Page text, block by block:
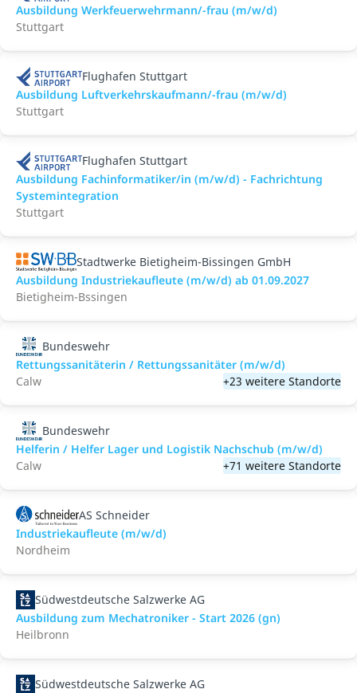
Ausbildung Werkfeuerwehrmann/-frau (m/w/d)
Stuttgart
Flughafen Stuttgart
Ausbildung Luftverkehrskaufmann/-frau (m/w/d)
Stuttgart
Flughafen Stuttgart
Ausbildung Fachinformatiker/in (m/w/d) - Fachrichtung
Systemintegration
Stuttgart
Stadtwerke Bietigheim-Bissingen GmbH
Ausbildung Industriekaufleute (m/w/d) ab 01.09.2027
Bietigheim-Bssingen
Bundeswehr
Rettungssanitäterin / Rettungssanitäter (m/w/d)
Calw
+23 weitere Standorte
Bundeswehr
Helferin / Helfer Lager und Logistik Nachschub (m/w/d)
Calw
+71 weitere Standorte
AS Schneider
Industriekaufleute (m/w/d)
Nordheim
Südwestdeutsche Salzwerke AG
Ausbildung zum Mechatroniker - Start 2026 (gn)
Heilbronn
Südwestdeutsche Salzwerke AG